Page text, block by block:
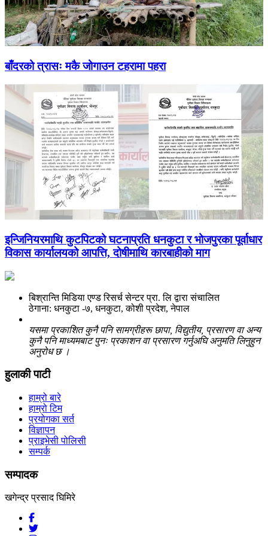
बाँदरको त्रासः मकै जोगाउन टहरामा पहरा
इन्जिनियरमाथि कुटपिटको घटनाप्रति धनकुटा र भोजपुरका पूर्वाधार
विकास कार्यालयको आपत्ति, दोषीमाथि कारबाहीको माग
बिश्रान्ति मिडिया एण्ड रिसर्च सेन्टर प्रा. लि द्वारा संचालित
ठेगाना: धनकुटा -७, धनकुटा, कोशी प्रदेश, नेपाल
यसमा प्रकाशित कुनै पनि सामग्रीहरू छापा, विद्युतीय, प्रसारण वा अन्य
कुनै पनि माध्यमबाट पुनः प्रकाशन वा प्रसारण गर्नुअघि अनुमति लिनुहुन
अनुरोध छ ।
हुलाकी पाटी
हाम्रो बारे
हाम्रो टिम
प्रयोगका सर्त
विज्ञापन
प्राइभेसी पोलिसी
सम्पर्क
सम्पादक
खगेन्द्र प्रसाद घिमिरे